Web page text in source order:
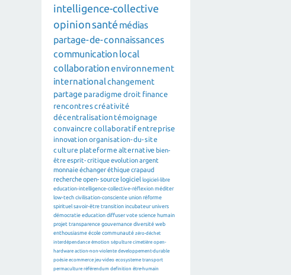
intelligence-collective
opinion santé médias
partage-de-connaissances
communication local
collaborationenvironnement
internationalchangement
partage paradigme droit finance
rencontrescréativité
décentralisation témoignage
convaincre collaboratifentreprise
innovation organisation-du-site
culture plateforme alternative bien-
êtreesprit-critiqueevolutionargent
monnaieéchangeréthiquecrapaud
rechercheopen-source logiciel logiciel-libre
education-intelligence-collective-réflexion méditer
low-tech civilisation-consciente union réforme
spirituel savoir-être transition incubateur univers
démocratie education diffuser vote science humain
projet transparence gouvernance diversité web
enthousiasme école communauté zéro-déchet
interdépendance émotion sépulture cimetière open-
hardware action-non-violente developpement-durable
poésie ecommerce jeu-video ecosysteme transport
permaculture référendum definition être-humain